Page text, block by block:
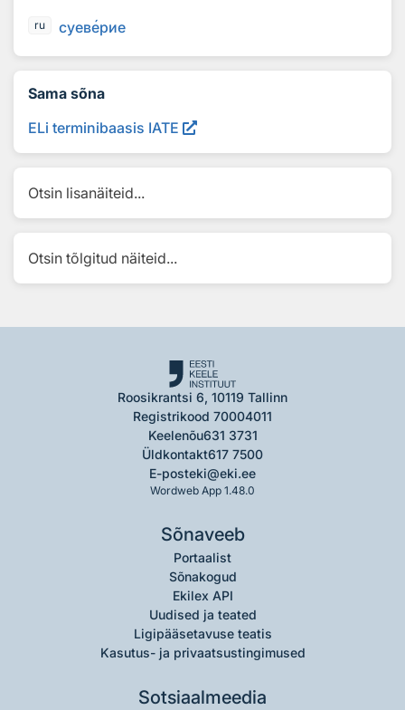
ru суеверие
Sama sõna
ELi terminibaasis IATE
Otsin lisanäiteid...
Otsin tõlgitud näiteid...
Roosikrantsi 6, 10119 Tallinn
Registrikood 70004011
Keelenõu631 3731
Üldkontakt617 7500
E-posteki@eki.ee
Wordweb App 1.48.0
Sõnaveeb
Portaalist
Sõnakogud
Ekilex API
Uudised ja teated
Ligipääsetavuse teatis
Kasutus- ja privaatsustingimused
Sotsiaalmeedia